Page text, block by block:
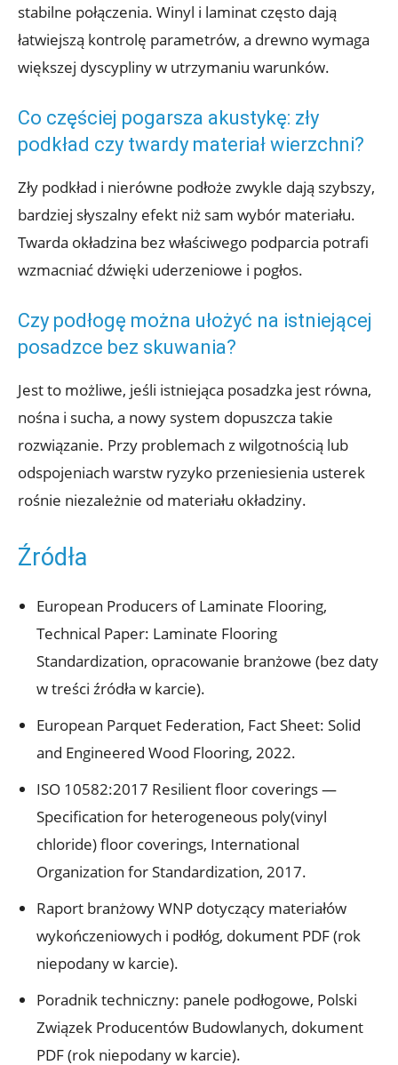
stabilne połączenia. Winyl i laminat często dają
łatwiejszą kontrolę parametrów, a drewno wymaga
większej dyscypliny w utrzymaniu warunków.
Co częściej pogarsza akustykę: zły
podkład czy twardy materiał wierzchni?
Zły podkład i nierówne podłoże zwykle dają szybszy,
bardziej słyszalny efekt niż sam wybór materiału.
Twarda okładzina bez właściwego podparcia potrafi
wzmacniać dźwięki uderzeniowe i pogłos.
Czy podłogę można ułożyć na istniejącej
posadzce bez skuwania?
Jest to możliwe, jeśli istniejąca posadzka jest równa,
nośna i sucha, a nowy system dopuszcza takie
rozwiązanie. Przy problemach z wilgotnością lub
odspojeniach warstw ryzyko przeniesienia usterek
rośnie niezależnie od materiału okładziny.
Źródła
European Producers of Laminate Flooring,
Technical Paper: Laminate Flooring
Standardization, opracowanie branżowe (bez daty
w treści źródła w karcie).
European Parquet Federation, Fact Sheet: Solid
and Engineered Wood Flooring, 2022.
ISO 10582:2017 Resilient floor coverings —
Specification for heterogeneous poly(vinyl
chloride) floor coverings, International
Organization for Standardization, 2017.
Raport branżowy WNP dotyczący materiałów
wykończeniowych i podłóg, dokument PDF (rok
niepodany w karcie).
Poradnik techniczny: panele podłogowe, Polski
Związek Producentów Budowlanych, dokument
PDF (rok niepodany w karcie).